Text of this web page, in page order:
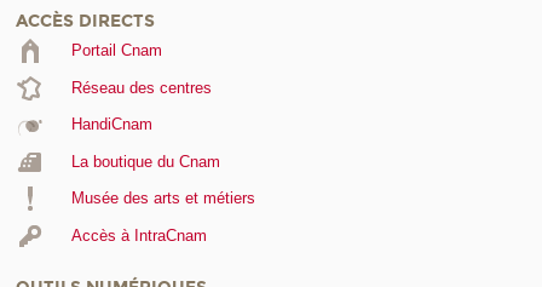
ACCÈS DIRECTS
Portail Cnam
Réseau des centres
HandiCnam
La boutique du Cnam
Musée des arts et métiers
Accès à IntraCnam